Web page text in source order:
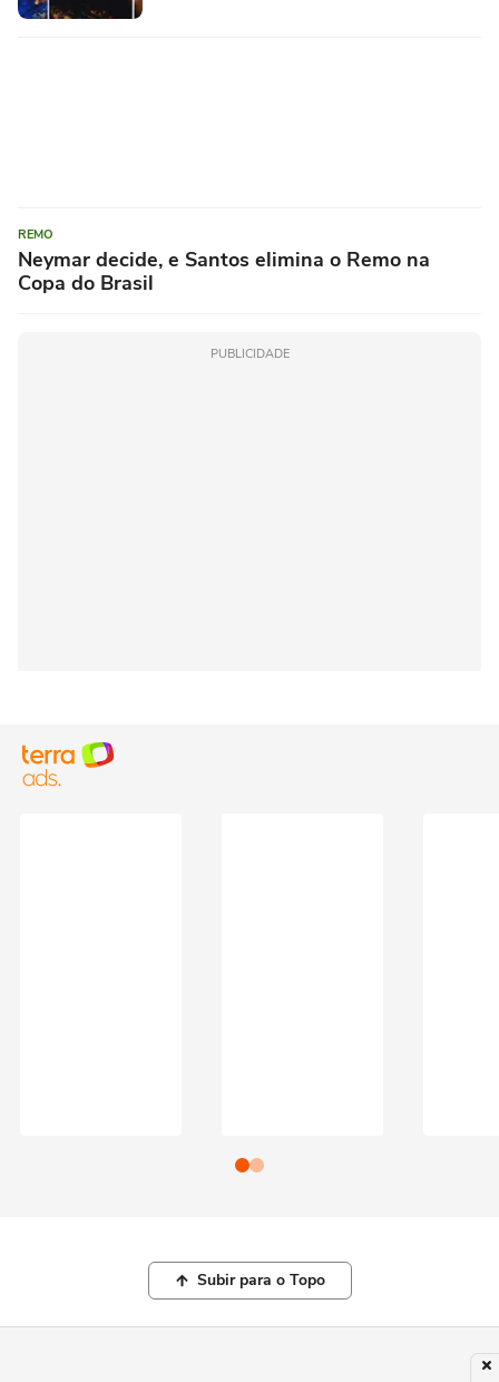
REMO
Neymar decide, e Santos elimina o Remo na
Copa do Brasil
PUBLICIDADE
Subir para o Topo